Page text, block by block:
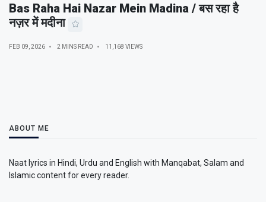
Bas Raha Hai Nazar Mein Madina / बस रहा है
नज़र में मदीना
FEB 09, 2026 2 MINS READ 11,168 VIEWS
ABOUT ME
Naat lyrics in Hindi, Urdu and English with Manqabat, Salam and
Islamic content for every reader.